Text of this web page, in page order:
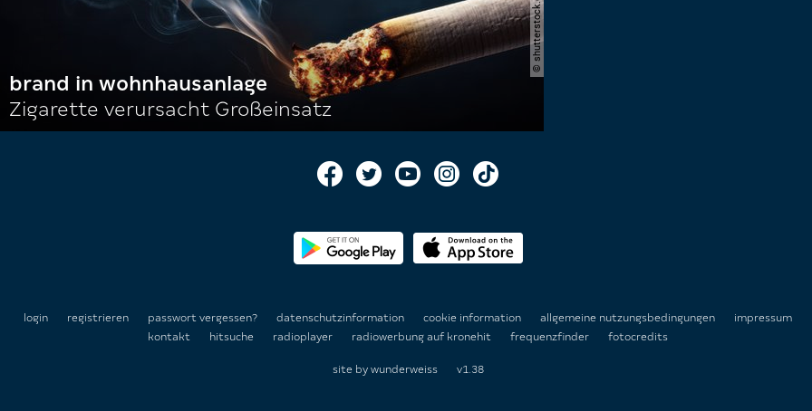
brand in wohnhausanlage
Zigarette verursacht Großeinsatz
login registrieren passwort vergessen? datenschutzinformation cookie information allgemeine nutzungsbedingungen
impressum
kontakt
hitsuche radioplayer radiowerbung auf kronehit frequenzfinder fotocredits
site by wunderweiss v1.38